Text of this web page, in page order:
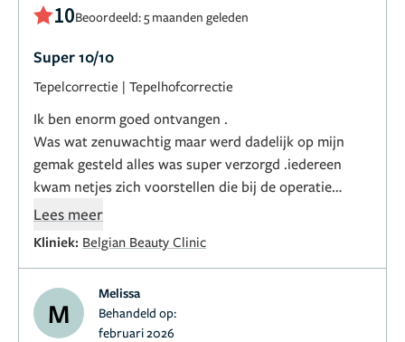
10Beoordeeld: 5 maanden geleden
Super 10/10
Tepelcorrectie | Tepelhofcorrectie
Ik ben enorm goed ontvangen .
Was wat zenuwachtig maar werd dadelijk op mijn
gemak gesteld alles was super verzorgd .iedereen
kwam netjes zich voorstellen die bij de operatie
aanwezig was . Ik voelde me enorm veilig gerust
Lees meer
Kliniek: Belgian Beauty Clinic
M
Melissa
Behandeld op:
februari 2026